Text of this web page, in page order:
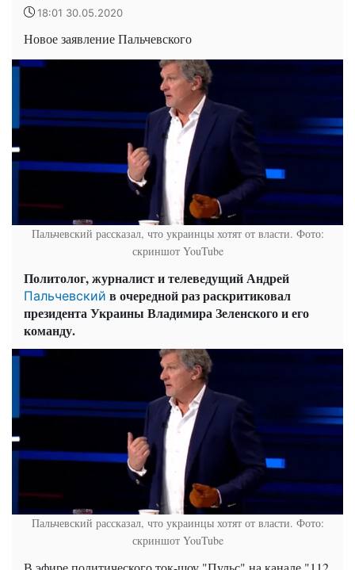
18:01 30.05.2020
Новое заявление Пальчевского
Пальчевский рассказал, что украинцы хотят от власти. Фото:
скриншот YouTube
Политолог, журналист и телеведущий Андрей
Пальчевский в очередной раз раскритиковал
президента Украины Владимира Зеленского и его
команду.
Пальчевский рассказал, что украинцы хотят от власти. Фото:
скриншот YouTube